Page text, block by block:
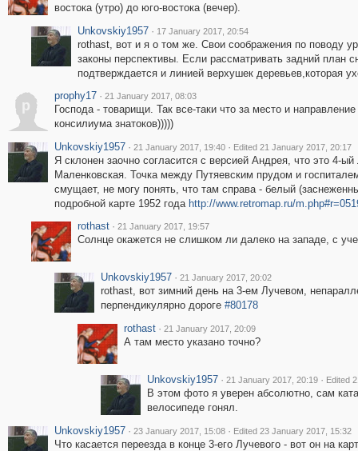
востока (утро) до юго-востока (вечер).
Unkovskiy1957 · 17 January 2017, 20:54
rothast, вот и я о том же. Свои соображения по поводу
законы перспективы. Если рассматривать задний план
подтверждается и линией верхушек деревьев,которая
p
prophy17 · 21 January 2017, 08:03
Господа - товарищи. Так все-таки что за место и
консилиума знатоков)))))
Unkovskiy1957 · 21 January 2017, 19:40 · Edited 21 January 2017, 20:17
Я склонен заочно согласится с версией Андрея, что это 4-
Маленковская. Точка между Путяевским прудом и
смущает, не могу понять, что там справа - белый
подробной карте 1952 года http://www.retromap.ru/
rothast · 21 January 2017, 19:57
Солнце окажется не слишком ли далеко на западе, с
Unkovskiy1957 · 21 January 2017, 20:02
rothast, вот зимний день на 3-ем Лучевом,
перпендикулярно дороге #80178
rothast · 21 January 2017, 20:09
А там место указано точно?
Unkovskiy1957 · 21 January 2017, 20:19 · Edited
В этом фото я уверен абсолютно, сам
велосипеде гонял.
Unkovskiy1957 · 23 January 2017, 15:08 · Edited 23 January 2017, 15:32
Что касается переезда в конце 3-его Лучевого - вот он на